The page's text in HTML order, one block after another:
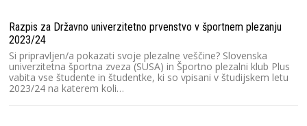
Razpis za Državno univerzitetno prvenstvo v športnem plezanju
2023/24
Si pripravljen/a pokazati svoje plezalne veščine? Slovenska
univerzitetna športna zveza (SUSA) in Športno plezalni klub Plus
vabita vse študente in študentke, ki so vpisani v študijskem letu
2023/24 na katerem koli…